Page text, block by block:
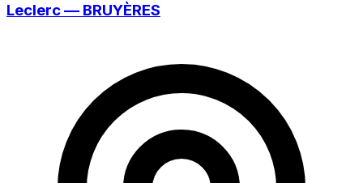
Leclerc — BRUYÈRES